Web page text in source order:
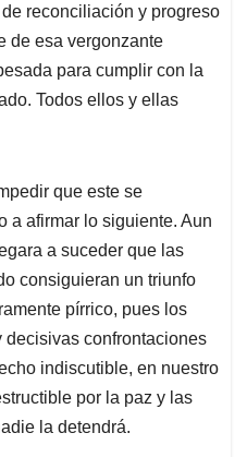
reconciliación y progreso
de esa vergonzante
para cumplir con la
Todos ellos y ellas
que este se
a afirmar lo siguiente. Aun
a suceder que las
consiguieran un triunfo
pírrico, pues los
confrontaciones
indiscutible, en nuestro
por la paz y las
la detendrá.